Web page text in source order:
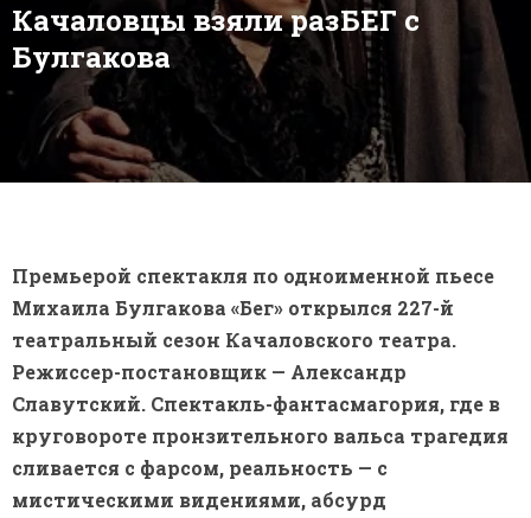
Качаловцы взяли разБЕГ с
Булгакова
Премьерой спектакля по одноименной пьесе
Михаила Булгакова «Бег» открылся 227-й
театральный сезон Качаловского театра.
Режиссер-постановщик — Александр
Славутский. Спектакль-фантасмагория, где в
круговороте пронзительного вальса трагедия
сливается с фарсом, реальность — с
мистическими видениями, абсурд